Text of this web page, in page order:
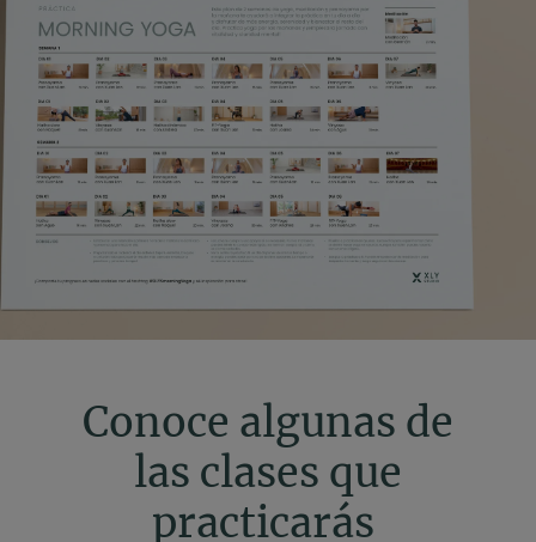
Conoce algunas de
las clases que
practicarás